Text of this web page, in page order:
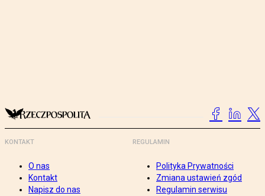
KONTAKT
O nas
Kontakt
Napisz do nas
REGULAMIN
Polityka Prywatności
Zmiana ustawień zgód
Regulamin serwisu